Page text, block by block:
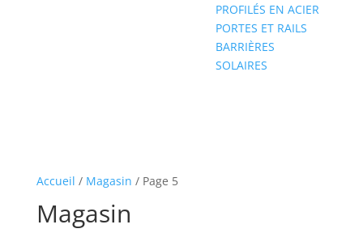
PROFILÉS EN ACIER
PORTES ET RAILS
BARRIÈRES
SOLAIRES
Accueil / Magasin / Page 5
Magasin